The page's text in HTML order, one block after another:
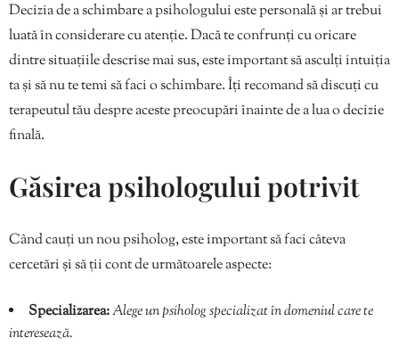
Decizia de a schimbare a psihologului este personală și ar trebui
luată în considerare cu atenție. Dacă te confrunți cu oricare
dintre situațiile descrise mai sus, este important să asculți intuiția
ta și să nu te temi să faci o schimbare. Îți recomand să discuți cu
terapeutul tău despre aceste preocupări înainte de a lua o decizie
finală.
Găsirea psihologului potrivit
Când cauți un nou psiholog, este important să faci câteva
cercetări și să ții cont de următoarele aspecte:
Specializarea:Alege un psiholog specializat în domeniul care te
interesează.